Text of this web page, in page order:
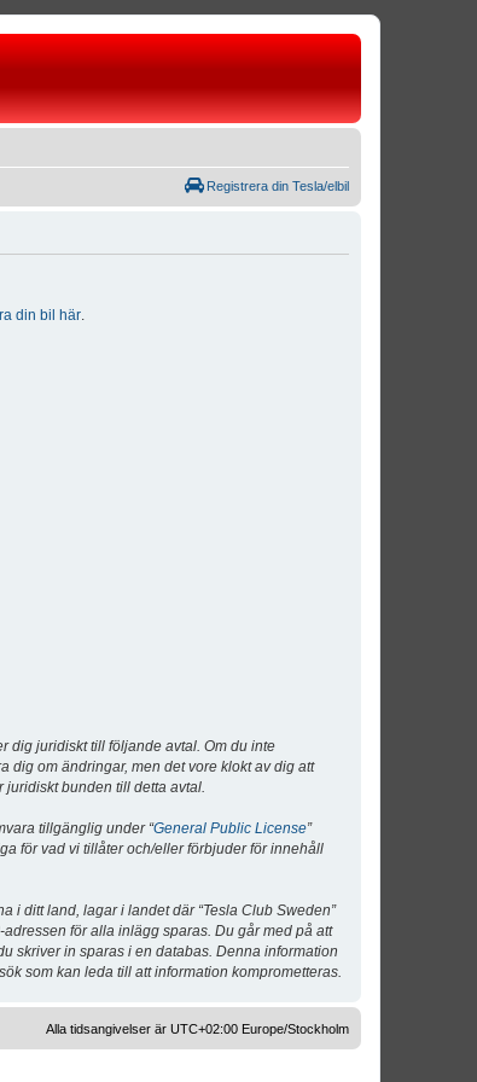
Registrera din Tesla/elbil
din bil här.
dig juridiskt till följande avtal. Om du inte
dig om ändringar, men det vore klokt av dig att
juridiskt bunden till detta avtal.
tillgänglig under “General Public License”
för vad vi tillåter och/eller förbjuder för innehåll
i ditt land, lagar i landet där “Tesla Club Sweden”
för alla inlägg sparas. Du går med på att
skriver in sparas i en databas. Denna information
som kan leda till att information komprometteras.
Alla tidsangivelser är UTC+02:00 Europe/Stockholm